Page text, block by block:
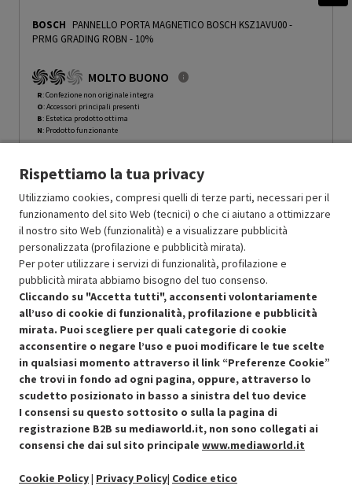
BOSCH PANNELLO PORTA MAGNETICO BOSCH KSZ1AVU00-
PRMG GRADING ROBN - 10%
MOLTO BUONO
R: Confezione non originale integra
O: Accessori principali presenti
B: Estetica prodotto ottima
N: Prodotto funzionante
Ricondizionato Prezzo ridotto da
171.00a-55%
In Promozione 76.95
Aggiungi al carrello
OFFERTE IMPERDIBILI
Risparmio garantito rispetto al corrispondente prodotto nuovo.
Condizioni generali di vendita Recedere dal contratto qui
Rispettiamo la tua privacy
Utilizziamo cookies, compresi quelli di terze parti, necessari per il
funzionamento del sito Web (tecnici) o che ci aiutano a ottimizzare
il nostro sito Web (funzionalità) e a visualizzare pubblicità
personalizzata (profilazione e pubblicità mirata).
Per poter utilizzare i servizi di funzionalità, profilazione e
pubblicità mirata abbiamo bisogno del tuo consenso.
Cliccando su "Accetta tutti", acconsenti volontariamente
all’uso di cookie di funzionalità, profilazione e pubblicità
mirata. Puoi scegliere per quali categorie di cookie
acconsentire o negare l’uso e puoi modificare le tue scelte
in qualsiasi momento attraverso il link “Preferenze Cookie”
che trovi in fondo ad ogni pagina, oppure, attraverso lo
scudetto posizionato in basso a sinistra del tuo device
I consensi su questo sottosito o sulla la pagina di
registrazione B2B su mediaworld.it, non sono collegati ai
consensi che dai sul sito principale www.mediaworld.it
Cookie Policy| Privacy Policy| Codice etico